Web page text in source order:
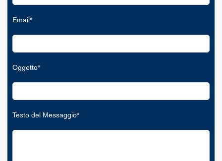
Email*
Oggetto*
Testo del Messaggio*